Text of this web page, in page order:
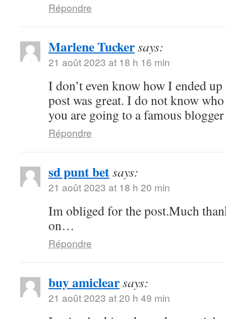
Répondre
Marlene Tuckersays:
21 août 2023 at 18 h 16 min
I don’t even know how I ended
post was great. I do not know
you are going to a famous
Répondre
sd punt betsays:
21 août 2023 at 18 h 20 min
Im obliged for the post.Much
on…
Répondre
buy amiclearsays:
21 août 2023 at 20 h 49 min